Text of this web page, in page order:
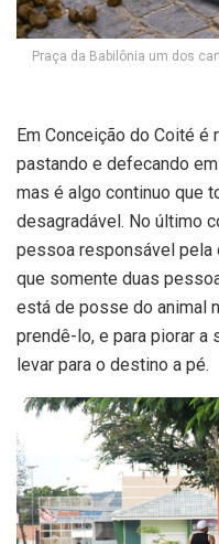
Praça da Babilônia um dos
Em Conceição do Coité é
pastando e defecando
mas é algo continuo que
desagradável. No último
pessoa responsável pela
que somente duas
está de posse do animal
prendê-lo, e para piorar a
levar para o destino a pé.